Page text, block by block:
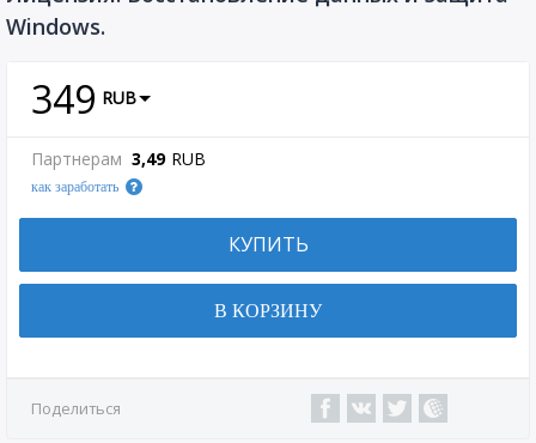
Windows.
349 RUB
Партнерам 3,49 RUB
как заработать
КУПИТЬ
В КОРЗИНУ
Поделиться